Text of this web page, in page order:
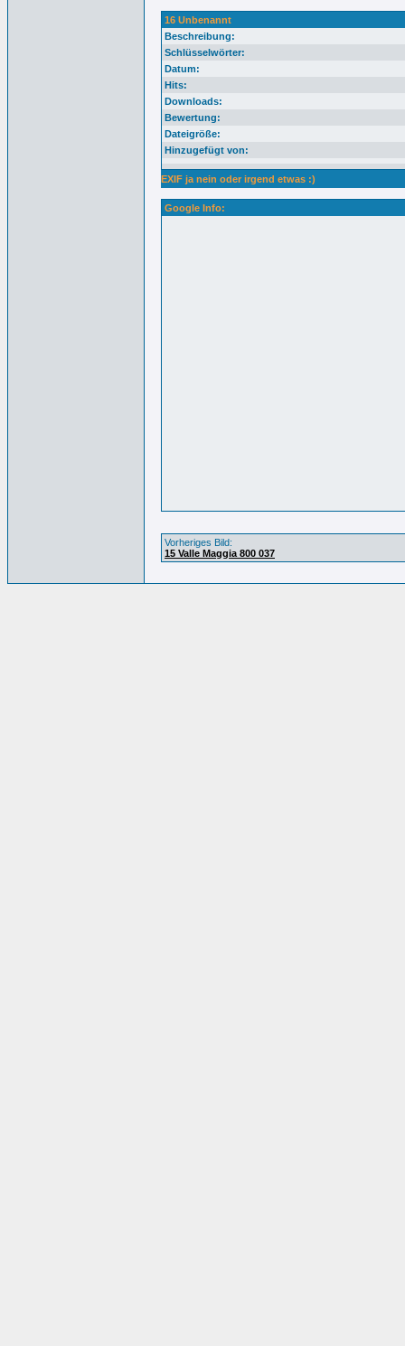
16 Unbenannt
Beschreibung:
Schlüsselwörter:
Datum:
Hits:
Downloads:
Bewertung:
Dateigröße:
Hinzugefügt von:
EXIF ja nein oder irgend etwas :)
Google Info:
Vorheriges Bild:
15 Valle Maggia 800 037